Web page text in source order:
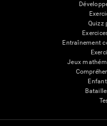
Quizz
Entraînement
Jeux